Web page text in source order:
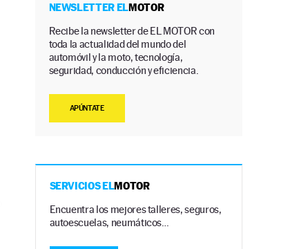
NEWSLETTER ELMOTOR
Recibe la newsletter de EL MOTOR con
toda la actualidad del mundo del
automóvil y la moto, tecnología,
seguridad, conducción y eficiencia.
APÚNTATE
SERVICIOS ELMOTOR
Encuentra los mejores talleres, seguros,
autoescuelas, neumáticos…